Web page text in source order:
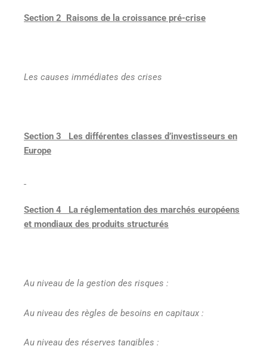
Section 2 Raisons de la croissance pré-crise
Les causes immédiates des crises
Section 3 Les différentes classes d’investisseurs en
Europe
Section 4 La réglementation des marchés européens
et mondiaux des produits structurés
Au niveau de la gestion des risques :
Au niveau des règles de besoins en capitaux :
Au niveau des réserves tangibles :